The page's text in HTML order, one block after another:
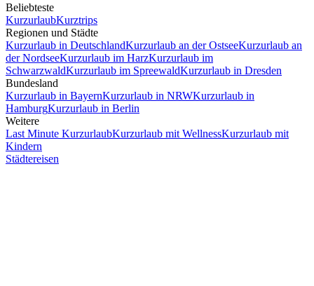
Beliebteste
KurzurlaubKurztrips
Regionen und Städte
Kurzurlaub in DeutschlandKurzurlaub an der OstseeKurzurlaub an
der NordseeKurzurlaub im HarzKurzurlaub im
SchwarzwaldKurzurlaub im SpreewaldKurzurlaub in Dresden
Bundesland
Kurzurlaub in BayernKurzurlaub in NRWKurzurlaub in
HamburgKurzurlaub in Berlin
Weitere
Last Minute KurzurlaubKurzurlaub mit WellnessKurzurlaub mit
Kindern
Städtereisen